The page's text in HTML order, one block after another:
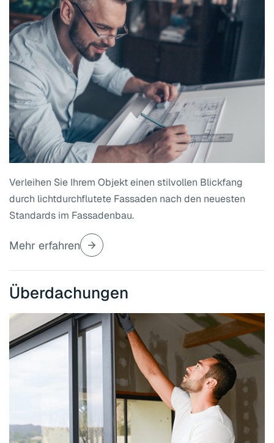
Verleihen Sie Ihrem Objekt einen stilvollen Blickfang
durch lichtdurchflutete Fassaden nach den neuesten
Standards im Fassadenbau.
Mehr erfahren
Überdachungen